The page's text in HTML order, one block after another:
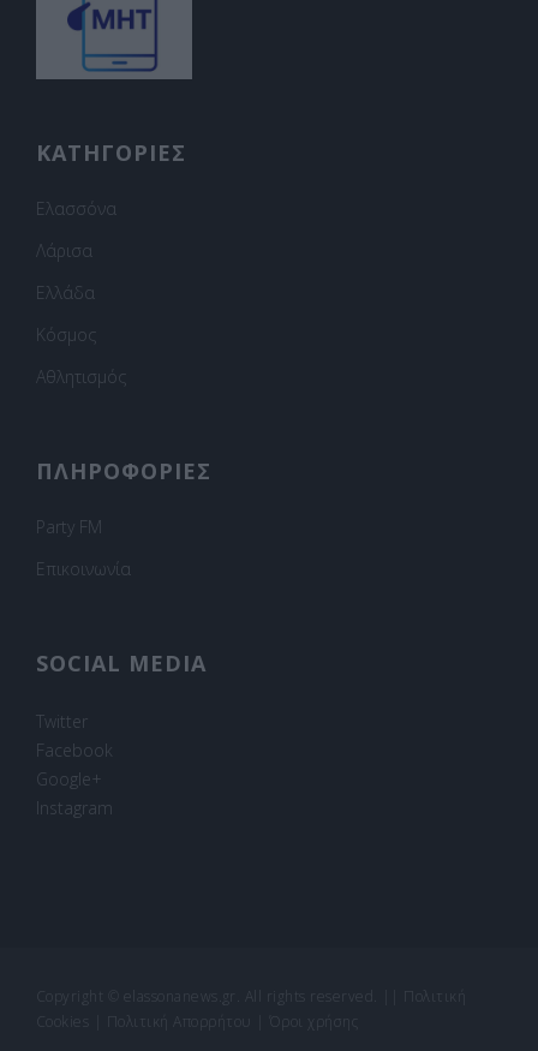
ΚΑΤΗΓΟΡΙΕΣ
Ελασσόνα
Λάρισα
Ελλάδα
Κόσμος
Αθλητισμός
ΠΛΗΡΟΦΟΡΙΕΣ
Party FM
Επικοινωνία
SOCIAL MEDIA
Twitter
Facebook
Google+
Instagram
Copyright © elassonanews.gr. All rights reserved.
Πολιτική
Πολιτική Απορρήτου Όροι χρήσης